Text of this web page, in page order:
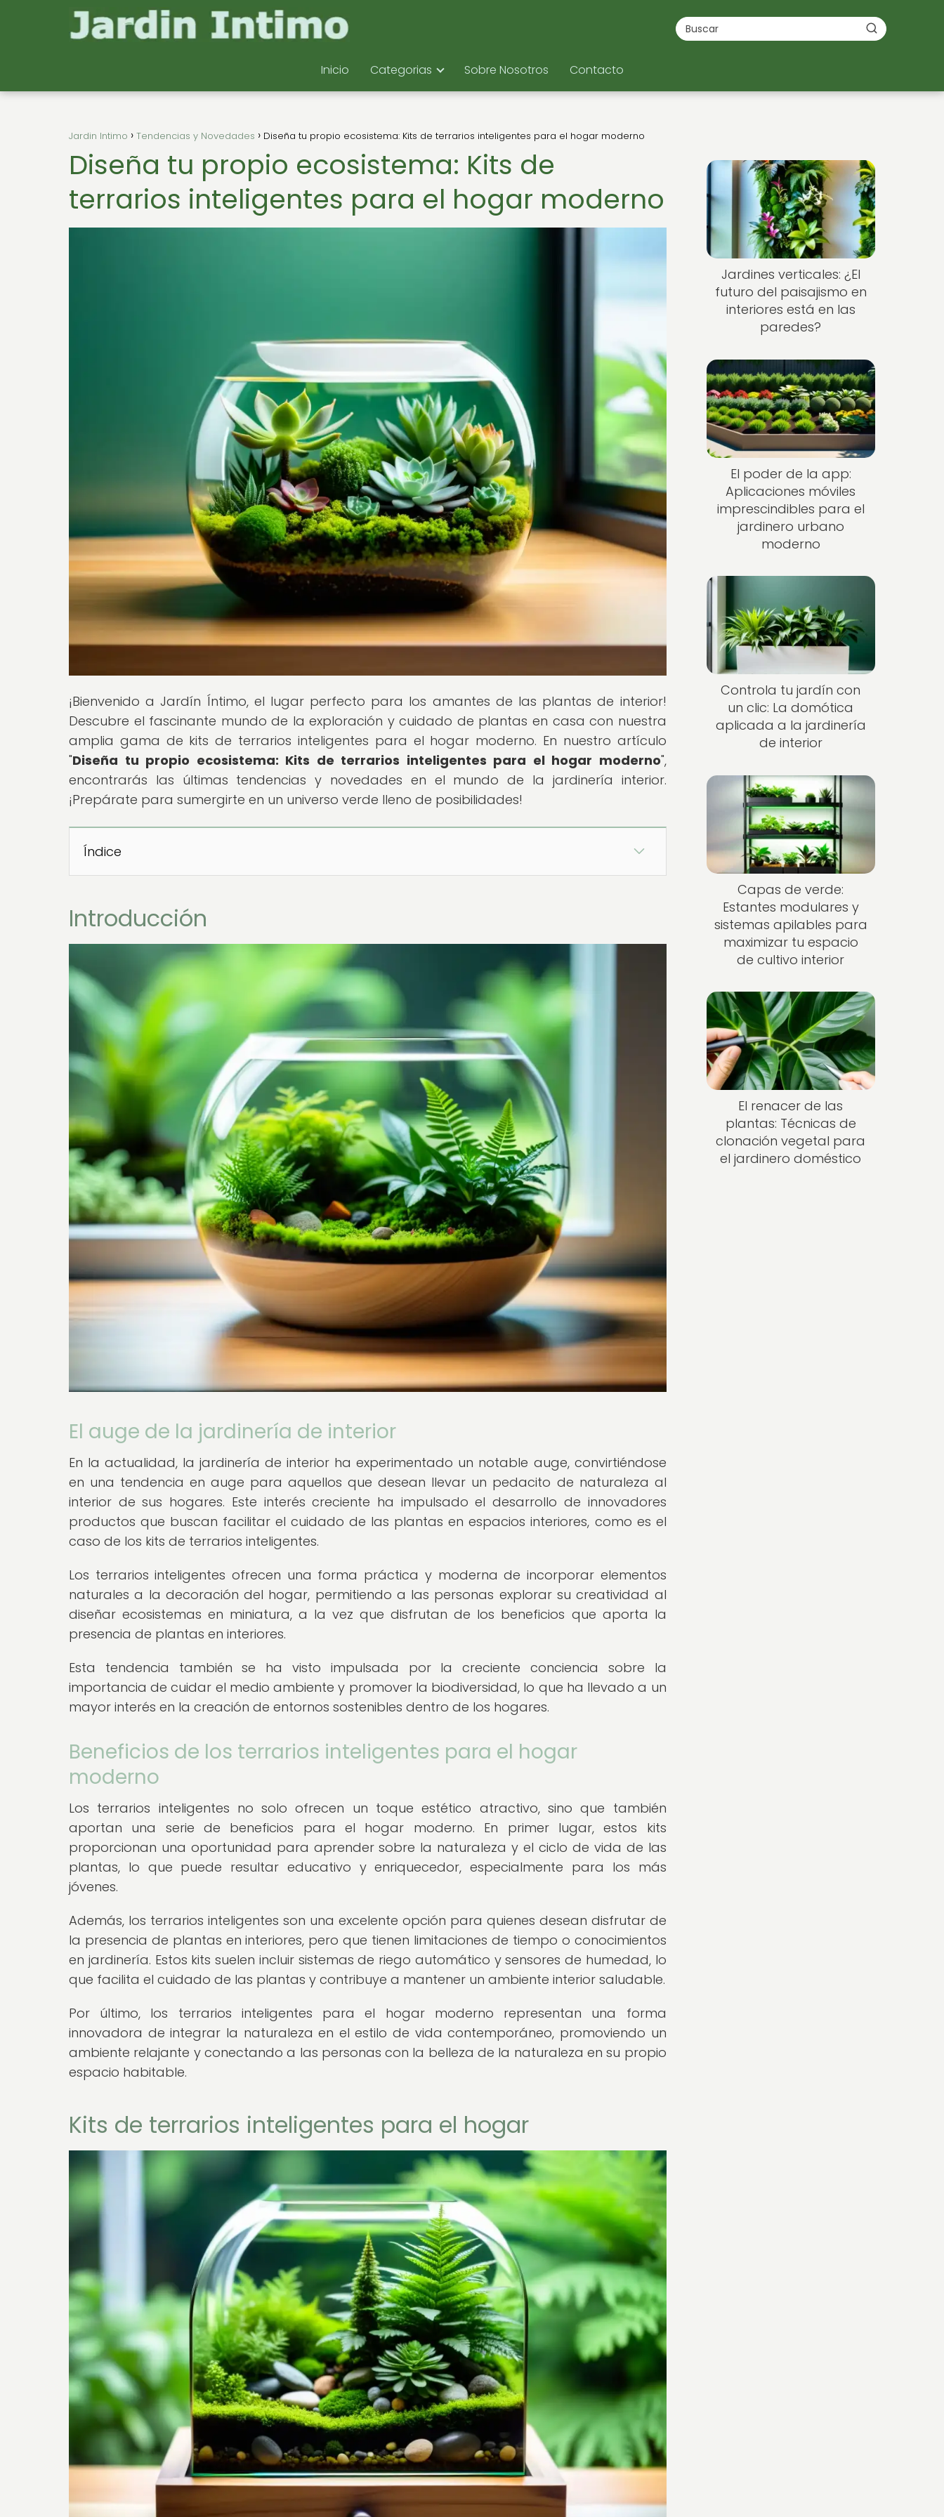
Inicio Categorias Sobre Nosotros Contacto
Jardin Intimo Tendencias y Novedades Diseña tu propio ecosistema: Kits de terrarios inteligentes para el hogar moderno
Diseña tu propio ecosistema: Kits de
terrarios inteligentes para el hogar moderno
¡Bienvenido a Jardín Íntimo, el lugar perfecto para los amantes de las plantas de interior!
Descubre el fascinante mundo de la exploración y cuidado de plantas en casa con nuestra
amplia gama de kits de terrarios inteligentes para el hogar moderno. En nuestro artículo
"Diseña tu propio ecosistema: Kits de terrarios inteligentes para el hogar moderno",
encontrarás las últimas tendencias y novedades en el mundo de la jardinería interior.
¡Prepárate para sumergirte en un universo verde lleno de posibilidades!
Índice
Introducción
El auge de la jardinería de interior
En la actualidad, la jardinería de interior ha experimentado un notable auge, convirtiéndose
en una tendencia en auge para aquellos que desean llevar un pedacito de naturaleza al
interior de sus hogares. Este interés creciente ha impulsado el desarrollo de innovadores
productos que buscan facilitar el cuidado de las plantas en espacios interiores, como es el
caso de los kits de terrarios inteligentes.
Los terrarios inteligentes ofrecen una forma práctica y moderna de incorporar elementos
naturales a la decoración del hogar, permitiendo a las personas explorar su creatividad al
diseñar ecosistemas en miniatura, a la vez que disfrutan de los beneficios que aporta la
presencia de plantas en interiores.
Esta tendencia también se ha visto impulsada por la creciente conciencia sobre la
importancia de cuidar el medio ambiente y promover la biodiversidad, lo que ha llevado a un
mayor interés en la creación de entornos sostenibles dentro de los hogares.
Beneficios de los terrarios inteligentes para el hogar
moderno
Los terrarios inteligentes no solo ofrecen un toque estético atractivo, sino que también
aportan una serie de beneficios para el hogar moderno. En primer lugar, estos kits
proporcionan una oportunidad para aprender sobre la naturaleza y el ciclo de vida de las
plantas, lo que puede resultar educativo y enriquecedor, especialmente para los más
jóvenes.
Además, los terrarios inteligentes son una excelente opción para quienes desean disfrutar de
la presencia de plantas en interiores, pero que tienen limitaciones de tiempo o conocimientos
en jardinería. Estos kits suelen incluir sistemas de riego automático y sensores de humedad, lo
que facilita el cuidado de las plantas y contribuye a mantener un ambiente interior saludable.
Por último, los terrarios inteligentes para el hogar moderno representan una forma
innovadora de integrar la naturaleza en el estilo de vida contemporáneo, promoviendo un
ambiente relajante y conectando a las personas con la belleza de la naturaleza en su propio
espacio habitable.
Kits de terrarios inteligentes para el hogar
Jardines verticales: ¿El
futuro del paisajismo en
interiores está en las
paredes?
El poder de la app:
Aplicaciones móviles
imprescindibles para el
jardinero urbano
moderno
Controla tu jardín con
un clic: La domótica
aplicada a la jardinería
de interior
Capas de verde:
Estantes modulares y
sistemas apilables para
maximizar tu espacio
de cultivo interior
El renacer de las
plantas: Técnicas de
clonación vegetal para
el jardinero doméstico